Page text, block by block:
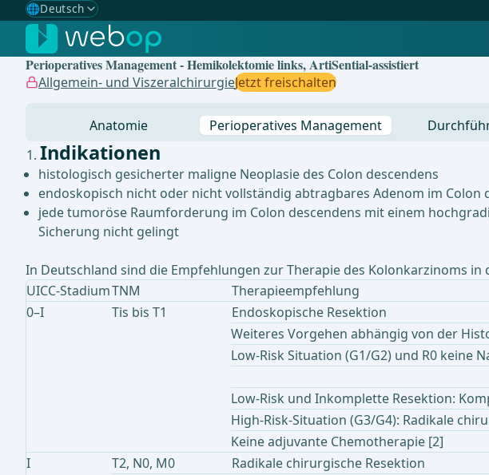
🌐Deutsch
Gewählte Sprache: Deutsch
🇩🇪 Deutsch ✓
🇬🇧English
Brasilianisch
Perioperatives Management - Hemikolektomie links, ArtiSential-assistiert
Allgemein- und ViszeralchirurgieJetzt freischalten
Anatomie Perioperatives Management
Indikationen
histologisch gesicherter maligne Neoplasie des Colon descendens
endoskopisch nicht oder nicht vollständig abtragbares Adenom im
jede tumoröse Raumforderung im Colon descendens mit einem
Sicherung nicht gelingt
In Deutschland sind die Empfehlungen zur Therapie des Kolonkarzinoms in
UICC-StadiumTNM
Therapieempfehlung
0–I
Tis bis T1
Endoskopische Resektion
Weiteres Vorgehen abhängig von der
Low-Risk Situation (G1/G2) und R0 keine
Low-Risk und Inkomplette Resektion:
High-Risk-Situation (G3/G4): Radikale
Keine adjuvante Chemotherapie [2]
I
T2, N0, M0
Radikale chirurgische Resektion